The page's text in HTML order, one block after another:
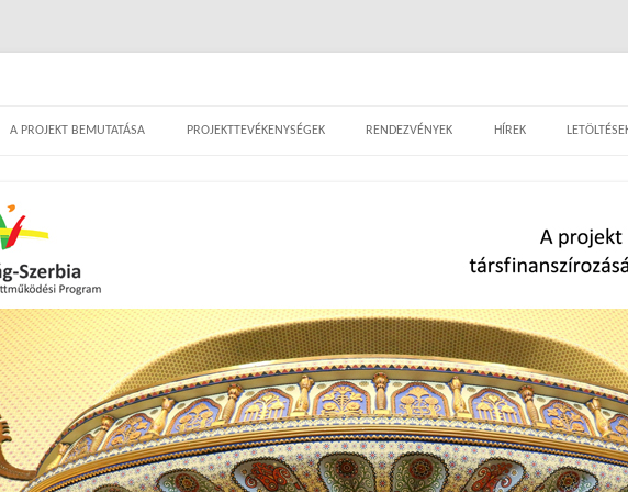
ékkövek – tematikus kalandozások a szecesszió
A PROJEKT BEMUTATÁSA PROJEKTTEVÉKENYSÉGEK RENDEZVÉNYEK HÍREK